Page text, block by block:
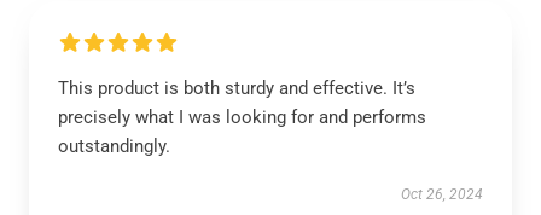
This product is both sturdy and effective. It’s
precisely what I was looking for and performs
outstandingly.
Oct 26, 2024